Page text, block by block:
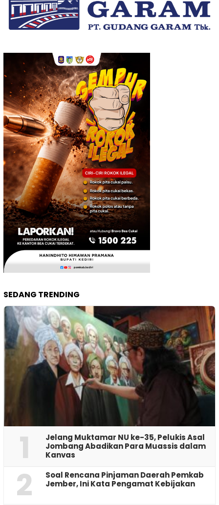
SEDANG TRENDING
1
Jelang Muktamar NU ke-35, Pelukis Asal
Jombang Abadikan Para Muassis dalam
Kanvas
2
‎Soal Rencana Pinjaman Daerah Pemkab
Jember, Ini Kata Pengamat Kebijakan ‎